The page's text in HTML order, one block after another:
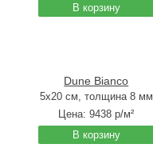
В корзину
Dune Bianco
5x20 см, толщина 8 мм
Цена:9438 р/м²
В корзину